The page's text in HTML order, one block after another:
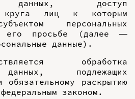
данных, доступ
круга лиц к которым
персональных
его просьбе (далее —
данные).
обработка
данных, подлежащих
обязательному раскрытию
законом.